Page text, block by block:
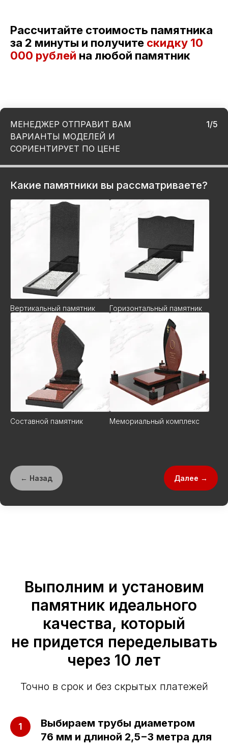
Рассчитайте стоимость памятника
за 2 минуты и получите скидку 10
000 рублей на любой памятник
МЕНЕДЖЕР ОТПРАВИТ ВАМ
ВАРИАНТЫ МОДЕЛЕЙ И
СОРИЕНТИРУЕТ ПО ЦЕНЕ
1/5
Какие памятники вы рассматриваете?
Вертикальный памятник Горизонтальный памятник
Составной памятник Мемориальный комплекс
← Назад Далее →
Выполним и установим
памятник идеального
качества, который
не придется переделывать
через 10 лет
Точно в срок и без скрытых платежей
Выбираем трубы диаметром
76 мм и длиной 2,5−3 метра для